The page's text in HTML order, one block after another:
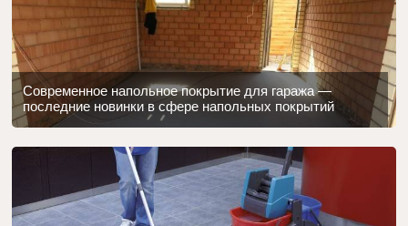
Современное напольное покрытие для гаража —
последние новинки в сфере напольных покрытий